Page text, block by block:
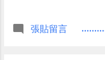
鮮感，都
（參考：
張貼留言